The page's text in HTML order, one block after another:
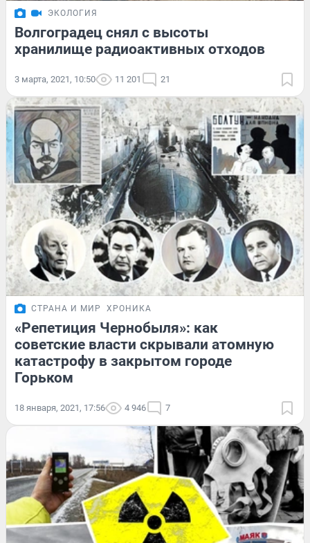
ЭКОЛОГИЯ
Волгоградец снял с высоты
хранилище радиоактивных отходов
3 марта, 2021, 10:50 11 201 21
СТРАНА И МИР ХРОНИКА
«Репетиция Чернобыля»: как
советские власти скрывали атомную
катастрофу в закрытом городе
Горьком
18 января, 2021, 17:56 4 946 7